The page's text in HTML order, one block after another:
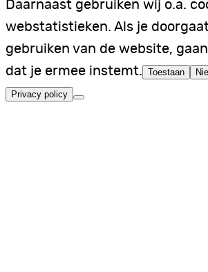
Daarnaast gebruiken wij o.a.
webstatistieken. Als je
gebruiken van de website,
dat je ermee instemt. Toestaan
Privacy policy